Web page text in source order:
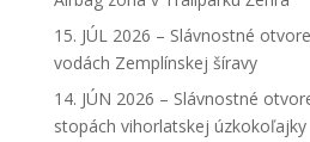
15. JÚL 2026 – Slávnostné
vodách Zemplínskej šíravy
14. JÚN 2026 – Slávnostné
stopách vihorlatskej úzkokoľajky